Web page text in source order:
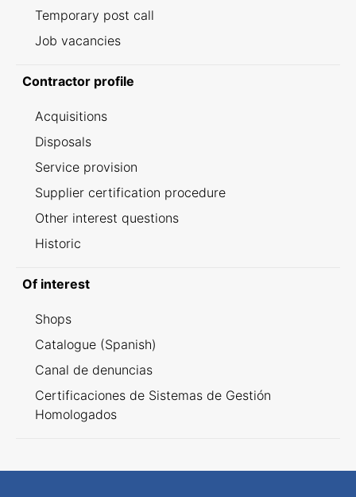
Temporary post call
Job vacancies
Contractor profile
Acquisitions
Disposals
Service provision
Supplier certification procedure
Other interest questions
Historic
Of interest
Shops
Catalogue (Spanish)
Canal de denuncias
Certificaciones de Sistemas de Gestión
Homologados